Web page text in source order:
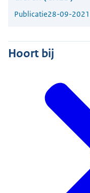
Publicatie28-09-2021
Hoort bij